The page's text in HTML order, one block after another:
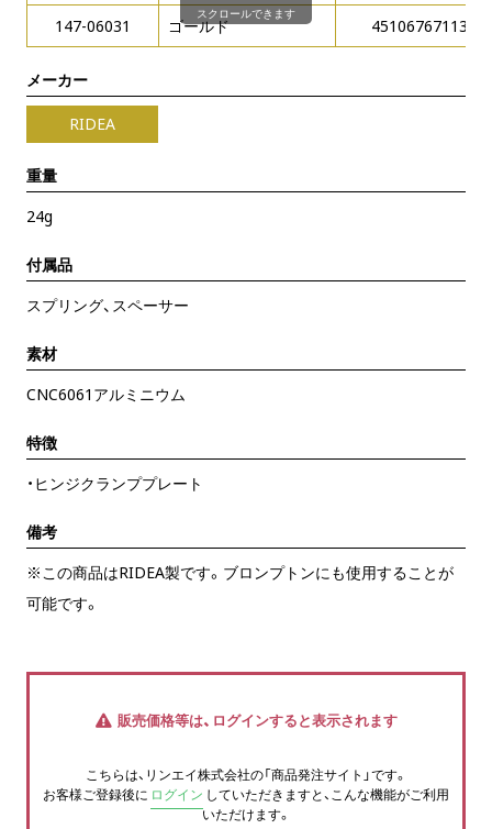
147-06031
ゴールド 4510676711385
スクロールできます
メーカー
RIDEA
重量
24g
付属品
スプリング、スペーサー
素材
CNC6061アルミニウム
特徴
・ヒンジクランププレート
備考
※この商品はRIDEA製です。ブロンプトンにも使用することが
可能です。
販売価格等は、ログインすると表示されます
こちらは、リンエイ株式会社の「商品発注サイト」です。
お客様ご登録後に ログイン していただきますと、こんな機能がご利用
いただけます。